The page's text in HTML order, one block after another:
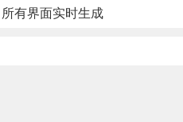
有界面实时生成